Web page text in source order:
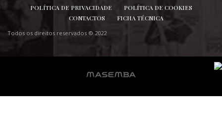
POLÍTICA DE PRIVACIDADE
POLÍTICA DE COOKIES
CONTACTOS
FICHA TÉCNICA
Todos os direitos reservados © 2022